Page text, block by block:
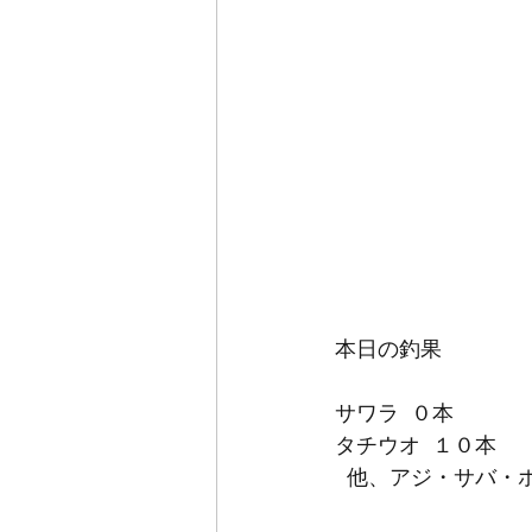
本日の釣果
サワラ  ０本
タチウオ  １０本
他、アジ・サバ・